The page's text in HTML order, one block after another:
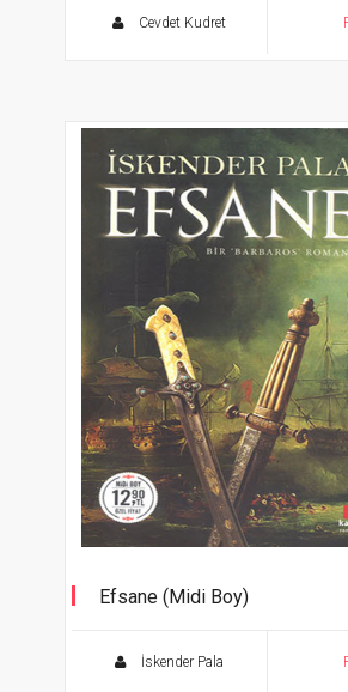
Cevdet Kudret
Efsane (Midi Boy)
İskender Pala